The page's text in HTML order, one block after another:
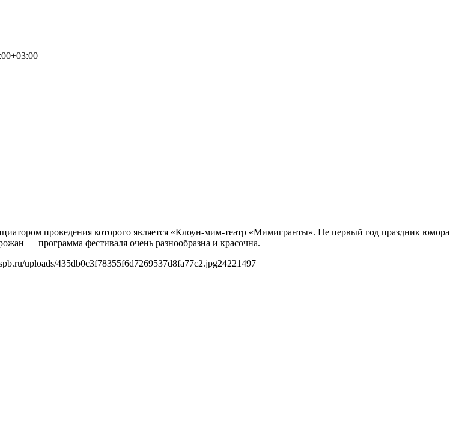
проведения которого является «Клоун-мим-театр «Мимигранты». Не первый год праздник юмора
— программа фестиваля очень разнообразна и красочна.
uploads/435db0c3f78355f6d7269537d8fa77c2.jpg24221497